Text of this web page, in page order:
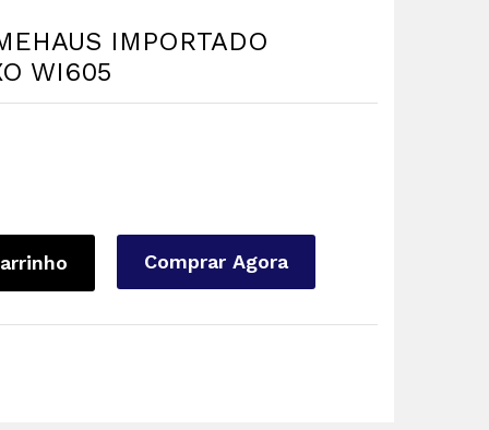
IMPORTADO
WI605
Comprar Agora